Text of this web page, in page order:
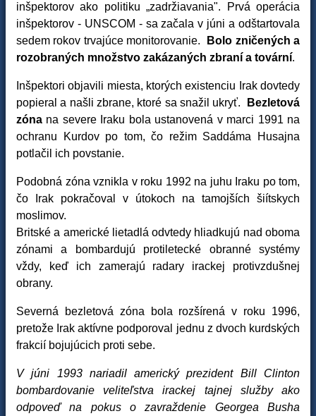
inšpektorov ako politiku „zadržiavania". Prvá operácia
inšpektorov - UNSCOM - sa začala v júni a odštartovala
sedem rokov trvajúce monitorovanie.
Bolo zničených a
rozobraných množstvo zakázaných zbraní a tovární.
Inšpektori objavili miesta, ktorých existenciu Irak dovtedy
popieral a našli zbrane, ktoré sa snažil ukryť.
Bezletová
zóna na severe Iraku bola ustanovená v marci 1991 na
ochranu Kurdov po tom, čo režim Saddáma Husajna
potlačil ich povstanie.
Podobná zóna vznikla v roku 1992 na juhu Iraku po tom,
čo Irak pokračoval v útokoch na tamojších šiítskych
moslimov.
Britské a americké lietadlá odvtedy hliadkujú nad oboma
zónami a bombardujú protiletecké obranné systémy
vždy, keď ich zamerajú radary irackej protivzdušnej
obrany.
Severná bezletová zóna bola rozšírená v roku 1996,
pretože Irak aktívne podporoval jednu z dvoch kurdských
frakcií bojujúcich proti sebe.
V júni 1993 nariadil americký prezident Bill Clinton
bombardovanie veliteľstva irackej tajnej služby ako
odpoveď na pokus o zavraždenie Georgea Busha